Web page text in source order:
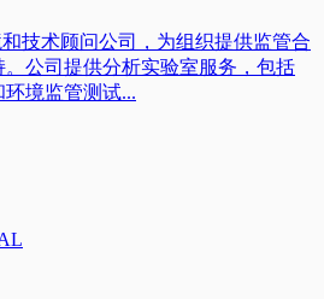
技术顾问公司，为组织提供监管合
公司提供分析实验室服务，包括
境监管测试...